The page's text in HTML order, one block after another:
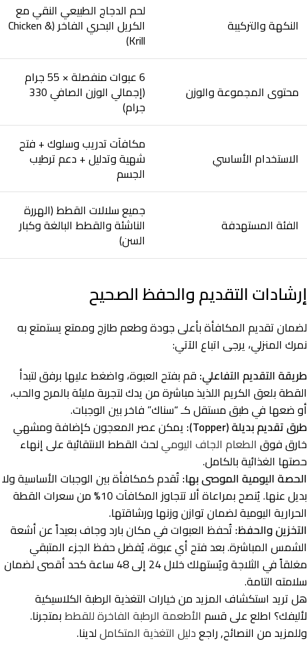
النكهة والتركيبة
لحم الدجاج الطبيعي النقي مع
الكريل البحري الفاخر (Chicken &
Krill)
محتوى المجموعة والوزن
6 عبوات منفصلة × 55 جرام
(إجمالي الوزن الصافي 330
جرام)
الاستخدام الأساسي
مكافآت تدريب وسلوك + فتح
شهية وتدليل + دعم ترطيب
الجسم
الفئة المستهدفة
جميع سلالات القطط (الهررة
الناشئة والقطط البالغة وكبار
السن)
إرشادات التقديم والحفظ الصحيح
لضمان تقديم المكافأة بأعلى جودة وطعم طازج وممتع يستمتع به
نمرك المنزلي، يرجى اتباع الآتي:
طريقة التقديم التفاعلي: قم بفتح العبوة، واضغط عليها برفق لتبدأ
القطة بلعق الكريم اللذيذ مباشرة من يدك لتجربة مليئة بالمرح والحب،
أو ضعها في طبق مستقل كـ “سناك” فاخر بين الوجبات.
طرق تقديم بديلة (Topper):
يمكن عصر المعجون كإضافة ومشهي
خارق فوق الطعام الجاف اليوميلحث القطط الانتقائية على إنهاء
حصتها الغذائية بالكامل.
الحصة اليومية الموصى بها: تُقدم كمكافأة بين الوجبات الأساسية ولا
بديل عنها. يُنصح بمراعاة ألا تتجاوز المكافآت 10% من سعرات القطة
الحرارية اليومية لضمان توازن وزنها ورشاقتها.
التخزين والحفظ: تُحفظ العبوات في مكان بارد وجاف بعيداً عن أشعة
الشمس المباشرة. بعد فتح أي عبوة، يُفضل حفظ الجزء المتبقي
مغلقاً في الثلاجة ويُستهلك خلال 24 إلى 48 ساعة كحد أقصى لضمان
سلامته التامة.
هل تريد استكشاف المزيد من خيارات التغذية الرطبة الكلاسيكية
لأليفك؟ اطلع على قسم الأطعمة الرطبة الفاخرة للقططبمتجرنا.
وللمزيد من النصائح, راجعدليل التغذية المتكامللدينا.